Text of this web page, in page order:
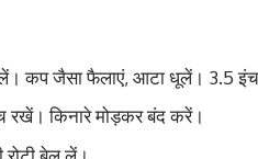
कप जैसा फैलाएं, आटा धूलें। 3.5 इंच
रखें। किनारे मोड़कर बंद करें।